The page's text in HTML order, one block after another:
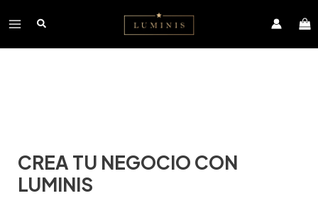
contenido
Main
CREA TU NEGOCIO CON
LUMINIS
Crea
tu
negocio
con